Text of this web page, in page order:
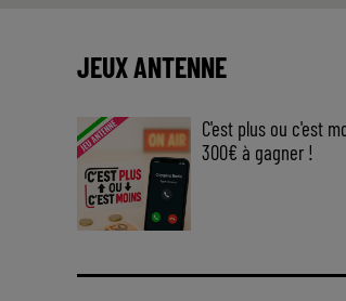
JEUX ANTENNE
C'est plus ou c'est
300€ à gagner !